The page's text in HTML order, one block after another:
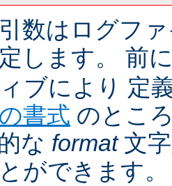
数はログフ
します。 前
ブにより 定
書式 のとこ
な format文
ができます。